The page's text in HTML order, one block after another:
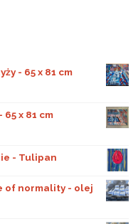
- 65 x 81 cm
x 81 cm
- Tulipan
of normality - olej